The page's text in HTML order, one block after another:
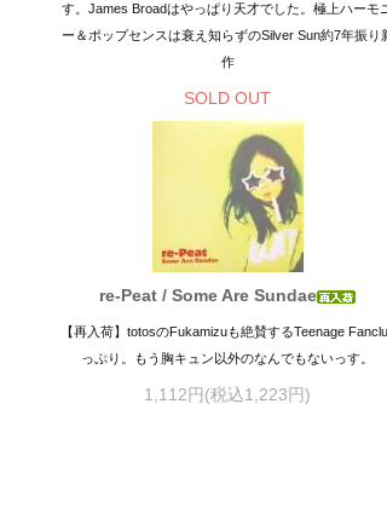
す。James Broadはやっぱり天才でした。極上ハーモ
ー＆ポップセンスは衰え知らずのSilver Sun約7年振り
作
SOLD OUT
re-Peat / Some Are Sundae
【再入荷】totosのFukamizuも絶賛するTeenage
っぷり。もう胸キュン以外のなんでもないっす。
1,112円(税込1,223円)